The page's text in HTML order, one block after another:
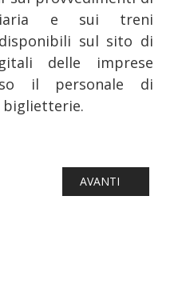
e sui treni
sul sito di
delle imprese
il personale di
biglietterie.
FERROVIE: AL VIA L’INIZIATIVA
ARTICOLO
AVANTI